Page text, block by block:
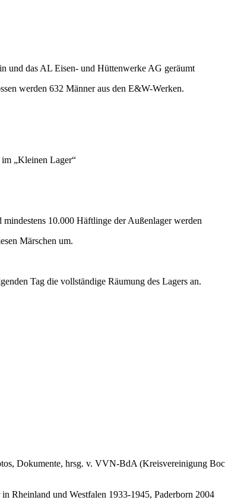
und das AL Eisen- und Hüttenwerke AG geräumt
werden 632 Männer aus den E&W-Werken.
„Kleinen Lager“
10.000 Häftlinge der Außenlager werden
Märschen um.
Tag die vollständige Räumung des Lagers an.
Dokumente, hrsg. v. VVN-BdA (Kreisvereinigung
Rheinland und Westfalen 1933-1945, Paderborn 2004